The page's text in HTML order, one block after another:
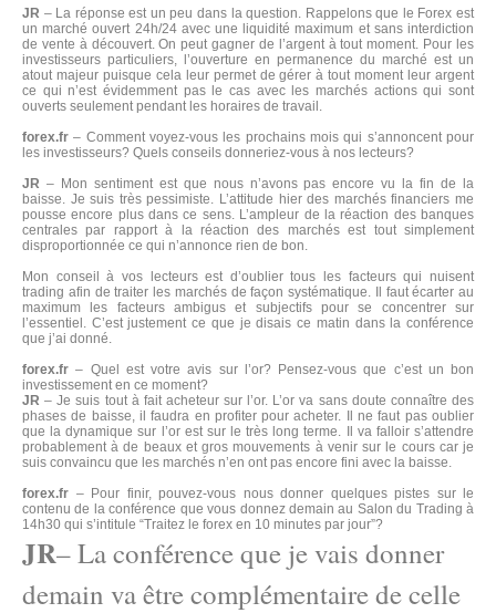
JR – La réponse est un peu dans la question. Rappelons que le Forex est
un marché ouvert 24h/24 avec une liquidité maximum et sans interdiction
de vente à découvert. On peut gagner de l’argent à tout moment. Pour les
investisseurs particuliers, l’ouverture en permanence du marché est un
atout majeur puisque cela leur permet de gérer à tout moment leur argent
ce qui n’est évidemment pas le cas avec les marchés actions qui sont
ouverts seulement pendant les horaires de travail.
forex.fr – Comment voyez-vous les prochains mois qui s’annoncent pour
les investisseurs? Quels conseils donneriez-vous à nos lecteurs?
JR – Mon sentiment est que nous n’avons pas encore vu la fin de la
baisse. Je suis très pessimiste. L’attitude hier des marchés financiers me
pousse encore plus dans ce sens. L’ampleur de la réaction des banques
centrales par rapport à la réaction des marchés est tout simplement
disproportionnée ce qui n’annonce rien de bon.
Mon conseil à vos lecteurs est d’oublier tous les facteurs qui nuisent
trading afin de traiter les marchés de façon systématique. Il faut écarter au
maximum les facteurs ambigus et subjectifs pour se concentrer sur
l’essentiel. C’est justement ce que je disais ce matin dans la conférence
que j’ai donné.
forex.fr – Quel est votre avis sur l’or? Pensez-vous que c’est un bon
investissement en ce moment?
JR – Je suis tout à fait acheteur sur l’or. L’or va sans doute connaître des
phases de baisse, il faudra en profiter pour acheter. Il ne faut pas oublier
que la dynamique sur l’or est sur le très long terme. Il va falloir s’attendre
probablement à de beaux et gros mouvements à venir sur le cours car je
suis convaincu que les marchés n’en ont pas encore fini avec la baisse.
forex.fr – Pour finir, pouvez-vous nous donner quelques pistes sur le
contenu de la conférence que vous donnez demain au Salon du Trading à
14h30 qui s’intitule “Traitez le forex en 10 minutes par jour”?
JR– La conférence que je vais donner
demain va être complémentaire de celle